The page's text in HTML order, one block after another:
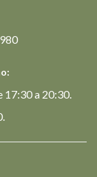
17:30 a 20:30.